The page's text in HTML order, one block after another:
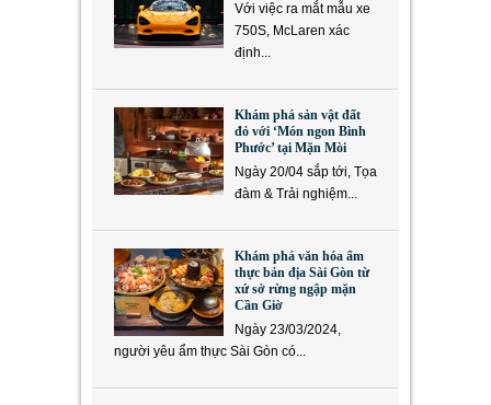
Với việc ra mắt mẫu xe
750S, McLaren xác
định...
Khám phá sản vật đất
đỏ với ‘Món ngon Bình
Phước’ tại Mặn Mòi
Ngày 20/04 sắp tới, Tọa
đàm & Trải nghiệm...
Khám phá văn hóa ẩm
thực bản địa Sài Gòn từ
xứ sở rừng ngập mặn
Cần Giờ
Ngày 23/03/2024,
người yêu ẩm thực Sài Gòn có...